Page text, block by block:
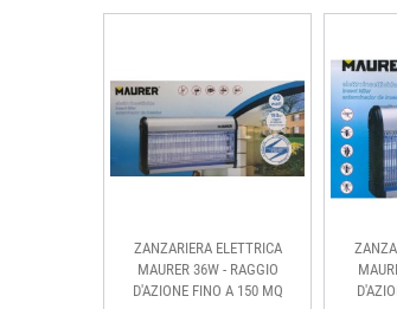
ZANZARIERA ELETTRICA
MAURER 36W - RAGGIO
D'AZIONE FINO A 150 MQ